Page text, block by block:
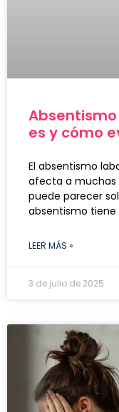
es y cómo
El absentismo
afecta a muchas
puede parecer
absentismo tiene
LEER MÁS »
3 de julio de 2025